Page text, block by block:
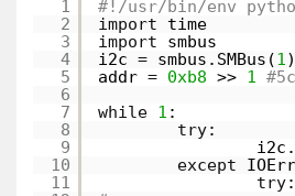
1
2
3
4
5
6
7
8
9
10
11
#!/usr/bin/env
import
time
import
smbus
i2c = smbus.SMBus(1)
addr = 0xb8 >> 1 #5c
while 1 :
try:
except
try: